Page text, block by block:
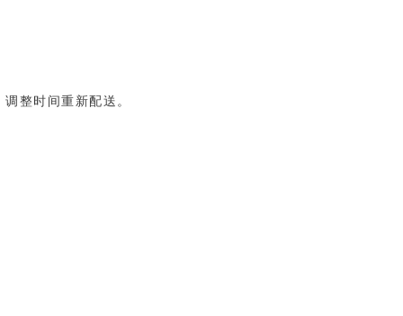
整时间重新配送。